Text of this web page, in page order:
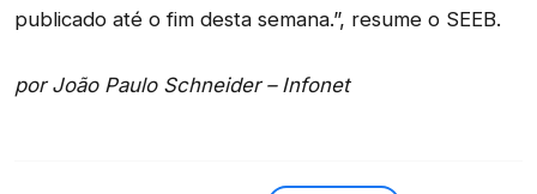
publicado até o fim desta semana.”, resume o SEEB.
por João Paulo Schneider – Infonet